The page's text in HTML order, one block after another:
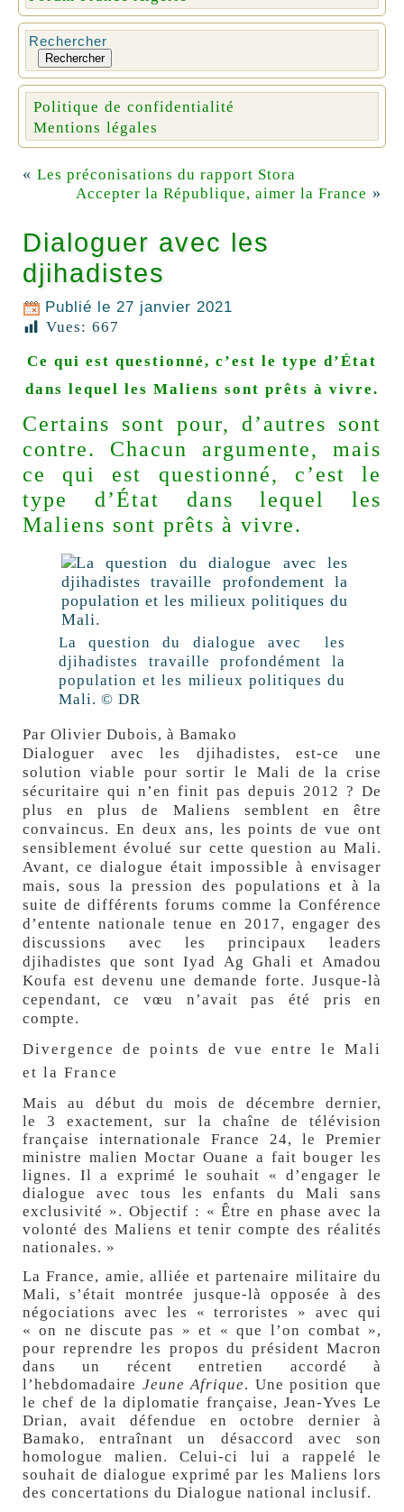
Rechercher
Rechercher
Politique de confidentialité
Mentions légales
« Les préconisations du rapport Stora
Accepter la République, aimer la France »
Dialoguer avec les
djihadistes
Publié le 27 janvier 2021
Vues: 667
Ce qui est questionné, c’est le type d’État
dans lequel les Maliens sont prêts à vivre.
Certains sont pour, d’autres sont
contre. Chacun argumente, mais
ce qui est questionné, c’est le
type d’État dans lequel les
Maliens sont prêts à vivre.
La question du dialogue avec les
djihadistes travaille profondément la
population et les milieux politiques du
Mali. © DR
Par Olivier Dubois, à Bamako
Dialoguer avec les djihadistes, est-ce une
solution viable pour sortir le Mali de la crise
sécuritaire qui n’en finit pas depuis 2012 ? De
plus en plus de Maliens semblent en être
convaincus. En deux ans, les points de vue ont
sensiblement évolué sur cette question au Mali.
Avant, ce dialogue était impossible à envisager
mais, sous la pression des populations et à la
suite de différents forums comme la Conférence
d’entente nationale tenue en 2017, engager des
discussions avec les principaux leaders
djihadistes que sont Iyad Ag Ghali et Amadou
Koufa est devenu une demande forte. Jusque-là
cependant, ce vœu n’avait pas été pris en
compte.
Divergence de points de vue entre le Mali
et la France
Mais au début du mois de décembre dernier,
le 3 exactement, sur la chaîne de télévision
française internationale France 24, le Premier
ministre malien Moctar Ouane a fait bouger les
lignes. Il a exprimé le souhait « d’engager le
dialogue avec tous les enfants du Mali sans
exclusivité ». Objectif : « Être en phase avec la
volonté des Maliens et tenir compte des réalités
nationales. »
LaFrance, amie, alliée et partenaire militaire du
Mali, s’était montrée jusque-là opposée à des
négociations avec les « terroristes » avec qui
« on ne discute pas » et « que l’on combat »,
pour reprendre les propos du président Macron
dans un récent entretien accordé à
l’hebdomadaire Jeune Afrique. Une position que
le chef de la diplomatie française,Jean-Yves Le
Drian, avait défendue en octobre dernier à
Bamako, entraînant un désaccord avec son
homologue malien. Celui-ci lui a rappelé le
souhait de dialogue exprimé par les Maliens lors
des concertations du Dialogue national inclusif.